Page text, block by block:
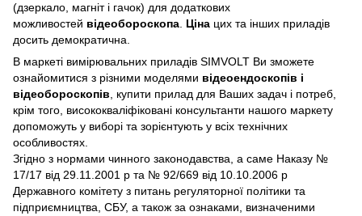
(дзеркало, магніт і гачок) для додаткових
можливостей відеобороскопа. Ціна цих та інших приладів
досить демократична.
В маркеті вимірювальних приладів SIMVOLT Ви зможете
ознайомитися з різними моделями відеоендоскопів і
відеобороскопів, купити прилад для Ваших задач і потреб,
крім того, висококваліфіковані консультанти нашого маркету
допоможуть у виборі та зорієнтують у всіх технічних
особливостях.
Згідно з нормами чинного законодавства, а саме Наказу №
17/17 від 29.11.2001 р та № 92/669 від 10.10.2006 р
Державного комітету з питань регуляторної політики та
підприємництва, СБУ, а також за ознаками, визначеними